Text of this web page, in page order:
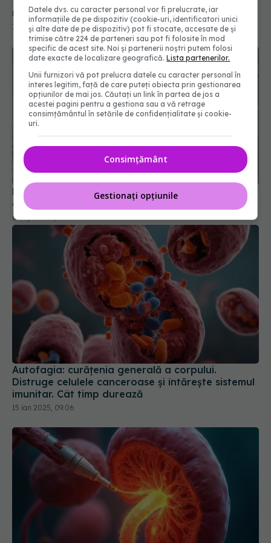
recomandă nutriționiștii
14 mar 2026, 20:35
De ce să mănânci un măr verde pe zi. 6 beneficii
dovedite științific
08 apr 2025, 09:49
Autofagia: curățenia generală a corpului.
Distruge celulele canceroase și întărește sistemul
imunitar. Cât timp durează
15 ian 2025, 09:06
Datele dvs. cu caracter personal vor fi prelucrate, iar
informațiile de pe dispozitiv (cookie-uri, identificatori unici
și alte date de pe dispozitiv) pot fi stocate, accesate de și
trimise către 224 de parteneri sau pot fi folosite în mod
specific de acest site. Noi și partenerii noștri putem folosi
date exacte de localizare geografică.Lista partenerilor.
Unii furnizori vă pot prelucra datele cu caracter personal în
interes legitim, față de care puteți obiecta prin gestionarea
opțiunilor de mai jos. Căutați un link în partea de jos a
acestei pagini pentru a gestiona sau a vă retrage
consimțământul în setările de confidențialitate și cookie-
uri.
Consimțământ
Gestionați opțiunile